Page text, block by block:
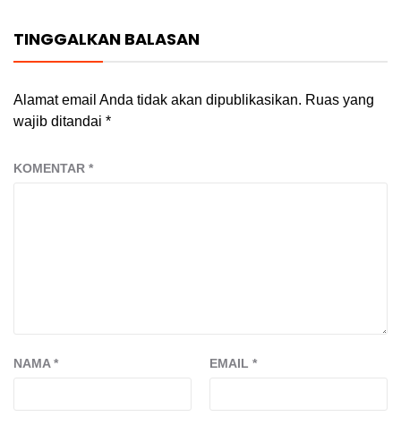
TINGGALKAN BALASAN
Alamat email Anda tidak akan dipublikasikan. Ruas yang
wajib ditandai *
KOMENTAR *
NAMA* EMAIL *